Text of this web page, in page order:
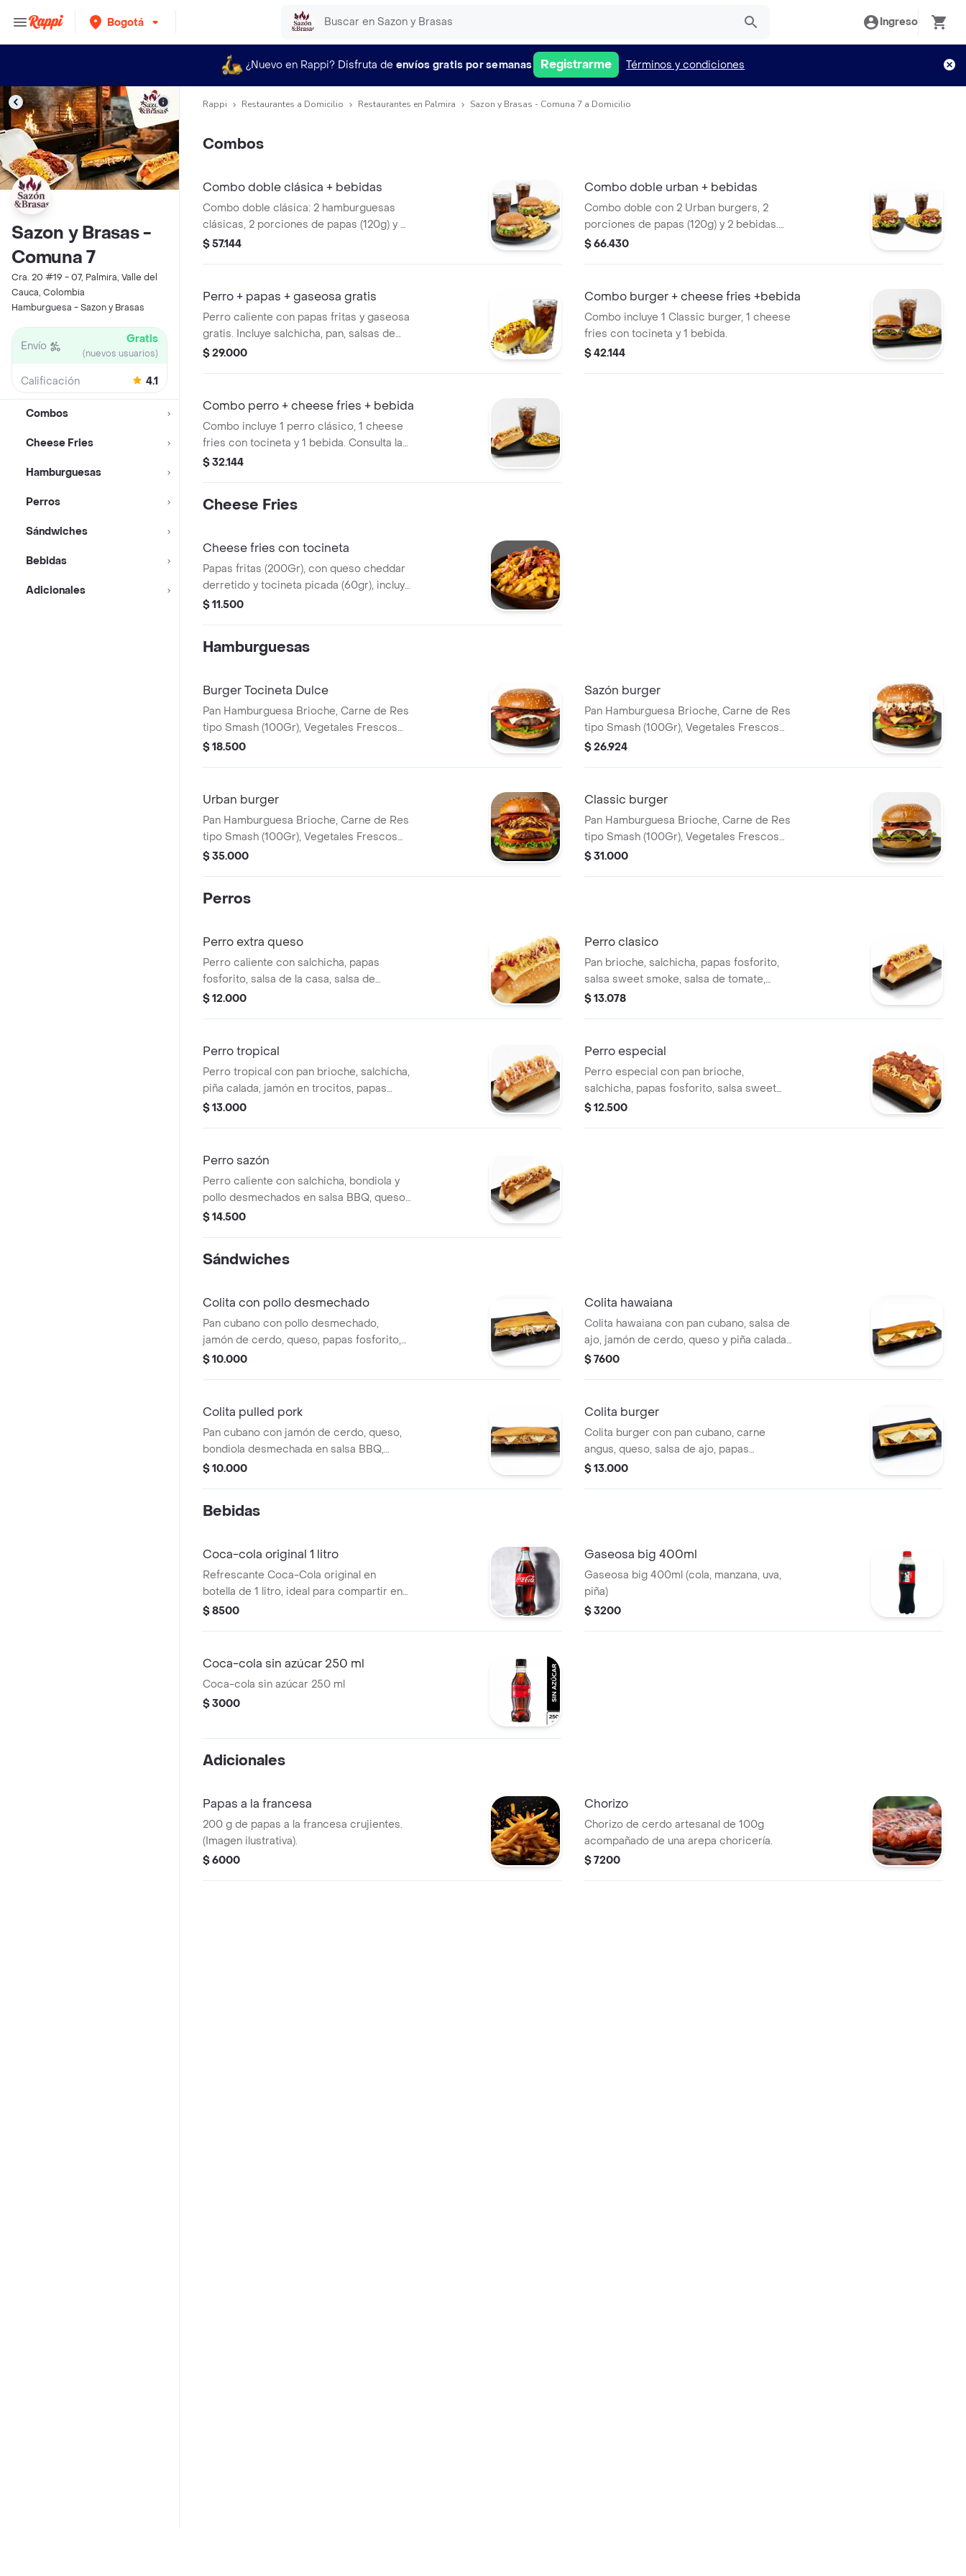
Bogotá Ingreso
¿Nuevo en Rappi? Disfruta de envíos gratis por semanas Registrarme Términos y condiciones
Sazon y Brasas -
Comuna 7
Cra. 20 #19 - 07, Palmira, Valle del
Cauca, Colombia
Hamburguesa - Sazon y Brasas
Envío Gratis
(nuevos usuarios)
Calificación 4.1
Combos
Cheese Fries
Hamburguesas
Perros
Sándwiches
Bebidas
Adicionales
Rappi Restaurantes a Domicilio Restaurantes en Palmira Sazon y Brasas - Comuna 7 a Domicilio
Combos
Combo doble clásica + bebidas
Combo doble clásica: 2 hamburguesas
clásicas, 2 porciones de papas (120g) y 2
bebidas.
$ 57.144
Combo doble urban + bebidas
Combo doble con 2 Urban burgers, 2
porciones de papas (120g) y 2 bebidas.
Las hamburguesas incluyen lechuga,
$ 66.430
Perro + papas + gaseosa gratis
Perro caliente con papas fritas y gaseosa
gratis. Incluye salchicha, pan, salsas de
tomate y mostaza.
$ 29.000
Combo burger + cheese fries +bebida
Combo incluye 1 Classic burger, 1 cheese
fries con tocineta y 1 bebida.
$ 42.144
Combo perro + cheese fries + bebida
Combo incluye 1 perro clásico, 1 cheese
fries con tocineta y 1 bebida. Consulta la
descripción del producto en nuestra
$ 32.144
Cheese Fries
Cheese fries con tocineta
Papas fritas (200Gr), con queso cheddar
derretido y tocineta picada (60gr), incluye
sour cream. (Imagen ilustrativa).
$ 11.500
Hamburguesas
Burger Tocineta Dulce
Pan Hamburguesa Brioche, Carne de Res
tipo Smash (100Gr), Vegetales Frescos
(Lechuga, Tomate), Queso mozzarella,
(Imagen ilustrativa)
$ 18.500
Sazón burger
Pan Hamburguesa Brioche, Carne de Res
tipo Smash (100Gr), Vegetales Frescos
(Lechuga, Tomate), Queso Americano,
(20Gr), Salsa de Ajo de la casa y Salsa
Rosada Dulce. (Imagen ilustrativa)
$ 26.924
Urban burger
Pan Hamburguesa Brioche, Carne de Res
tipo Smash (100Gr), Vegetales Frescos
(Lechuga, Tomate), Queso Americano,
Rosada Dulce. (Imagen ilustrativa)
$ 35.000
Classic burger
Pan Hamburguesa Brioche, Carne de Res
tipo Smash (100Gr), Vegetales Frescos
(Lechuga, Tomate), Queso Mozzarella,
$ 31.000
Perros
Perro extra queso
Perro caliente con salchicha, papas
fosforito, salsa de la casa, salsa de
tomate, mostaza y 3 tajadas de queso.
$ 12.000
Perro clasico
Pan brioche, salchicha, papas fosforito,
salsa sweet smoke, salsa de tomate,
mostaza y una tajada de queso. (Imagen
$ 13.078
Perro tropical
Perro tropical con pan brioche, salchicha,
piña calada, jamón en trocitos, papas
fosforito, queso, salsa sweet smoke,
$ 13.000
Perro especial
Perro especial con pan brioche,
salchicha, papas fosforito, salsa sweet
smoke, salsa de tomate, mostaza, dos
$ 12.500
Perro sazón
Perro caliente con salchicha, bondiola y
pollo desmechados en salsa BBQ, queso,
papas fosforito, salsa de ajo y salsa
$ 14.500
Sándwiches
Colita con pollo desmechado
Pan cubano con pollo desmechado,
jamón de cerdo, queso, papas fosforito,
salsa de ajo y sweet smoke. (Imagen
$ 10.000
Colita hawaiana
Colita hawaiana con pan cubano, salsa de
ajo, jamón de cerdo, queso y piña calada.
(Imagen ilustrativa).
$ 7600
Colita pulled pork
Pan cubano con jamón de cerdo, queso,
bondiola desmechada en salsa BBQ,
papas fosforito, salsa de ajo y sweet
$ 10.000
Colita burger
Colita burger con pan cubano, carne
angus, queso, salsa de ajo, papas
fosforito, cebolla caramelizada y salsa
$ 13.000
Bebidas
Coca-cola original 1 litro
Refrescante Coca-Cola original en
botella de 1 litro, ideal para compartir en
cualquier ocasión.
$ 8500
Gaseosa big 400ml
Gaseosa big 400ml (cola, manzana, uva,
piña)
$ 3200
Coca-cola sin azúcar 250 ml
Coca-cola sin azúcar 250 ml
$ 3000
Adicionales
Papas a la francesa
200 g de papas a la francesa crujientes.
(Imagen ilustrativa).
$ 6000
Chorizo
Chorizo de cerdo artesanal de 100g
acompañado de una arepa choricería.
$ 7200